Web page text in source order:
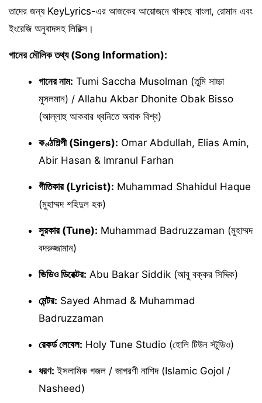
তাদের জন্য KeyLyrics-এর আজকের আয়োজনে থাকছে বাংলা, রোমান এবং
ইংরেজি অনুবাদসহ লিরিক্স।
গানের মৌলিক তথ্য (Song Information):
গানের নাম: Tumi Saccha Musolman (তুমি সাচ্চা
মুসলমান) / Allahu Akbar Dhonite Obak Bisso
(আল্লাহু আকবার ধ্বনিতে অবাক বিশ্ব)
কণ্ঠশিল্পী (Singers): Omar Abdullah, Elias Amin,
Abir Hasan & Imranul Farhan
গীতিকার (Lyricist): Muhammad Shahidul Haque
(মুহাম্মদ শহিদুল হক)
সুরকার (Tune): Muhammad Badruzzaman (মুহাম্মদ
বদরুজ্জামান)
ভিডিও ডিরেক্টর: Abu Bakar Siddik (আবু বক্কর সিদ্দিক)
মেন্টর: Sayed Ahmad & Muhammad
Badruzzaman
রেকর্ড লেবেল: Holy Tune Studio (হোলি টিউন স্টুডিও)
ধরণ: ইসলামিক গজল / জাগরণী নাশিদ (Islamic Gojol /
Nasheed)